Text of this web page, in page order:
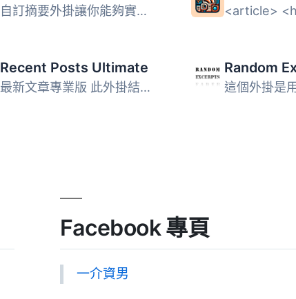
自訂摘要外掛讓你能夠實現自訂摘要文字、長度，以及選擇允許...
Recent Posts Ultimate
最新文章專業版 此外掛結合了五個非常受歡迎的最新文章外掛的...
Facebook 專頁
一介資男